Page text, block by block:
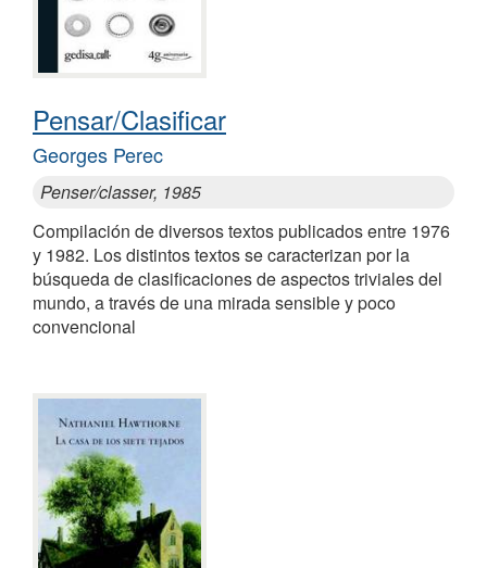
Pensar/Clasificar
Georges Perec
Penser/classer, 1985
Compilación de diversos textos publicados entre 1976
y 1982. Los distintos textos se caracterizan por la
búsqueda de clasificaciones de aspectos triviales del
mundo, a través de una mirada sensible y poco
convencional